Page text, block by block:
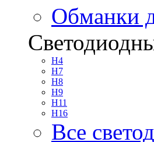
Обманки
H4
H7
H8
H9
H11
H16
Все